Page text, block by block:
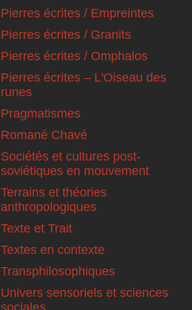
Pierres écrites / Empreintes
Pierres écrites / Granits
Pierres écrites / Omphalos
Pierres écrites – L'Oiseau des
runes
Pragmatismes
Romané Chavé
Sociétés et cultures post-
soviétiques en mouvement
Terrains et théories
anthropologiques
Texte et Trait
Textes en contexte
Transphilosophiques
Univers sensoriels et sciences